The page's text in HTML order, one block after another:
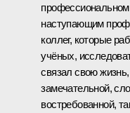
наступающим
коллег, которые
учёных,
связал свою
замечательной,
востребованной,